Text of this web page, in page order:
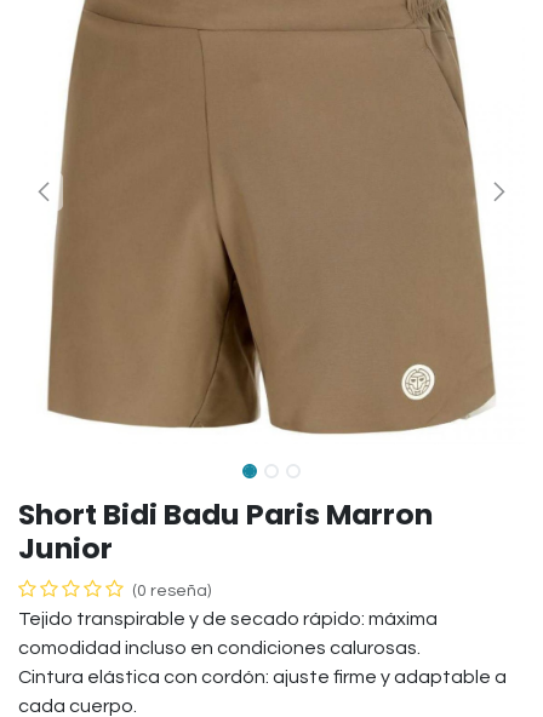
Short Bidi Badu Paris Marron
Junior
(0 reseña)
Tejido transpirable y de secado rápido: máxima
comodidad incluso en condiciones calurosas.
Cintura elástica con cordón: ajuste firme y adaptable a
cada cuerpo.